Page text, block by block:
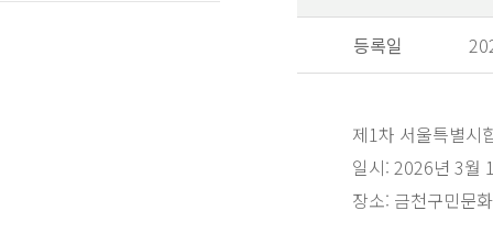
등록일
제1차 서울특별시
일시: 2026년 3월
장소: 금천구민문